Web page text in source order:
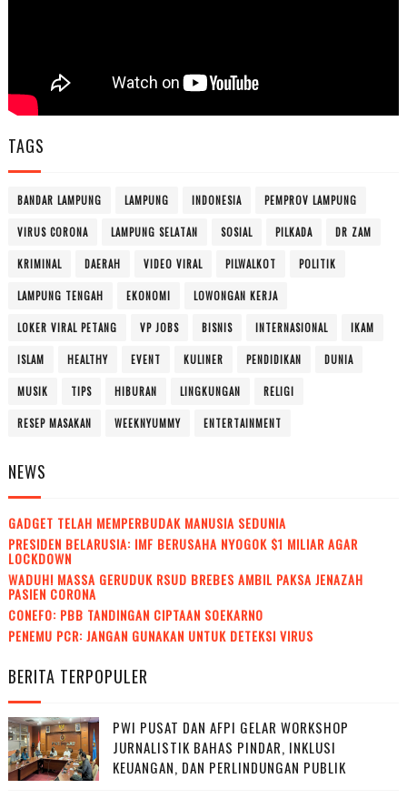
TAGS
BANDAR LAMPUNG LAMPUNG INDONESIA PEMPROV LAMPUNG
VIRUS CORONA LAMPUNG SELATAN SOSIAL PILKADA DR ZAM
KRIMINAL DAERAH VIDEO VIRAL PILWALKOT POLITIK
LAMPUNG TENGAH EKONOMI LOWONGAN KERJA
LOKER VIRAL PETANG VP JOBS BISNIS INTERNASIONAL IKAM
ISLAM HEALTHY EVENT KULINER PENDIDIKAN DUNIA
MUSIK TIPS HIBURAN LINGKUNGAN RELIGI
RESEP MASAKAN WEEKNYUMMY ENTERTAINMENT
NEWS
GADGET TELAH MEMPERBUDAK MANUSIA SEDUNIA
PRESIDEN BELARUSIA: IMF BERUSAHA NYOGOK $1 MILIAR AGAR
LOCKDOWN
WADUH! MASSA GERUDUK RSUD BREBES AMBIL PAKSA JENAZAH
PASIEN CORONA
CONEFO: PBB TANDINGAN CIPTAAN SOEKARNO
PENEMU PCR: JANGAN GUNAKAN UNTUK DETEKSI VIRUS
BERITA TERPOPULER
PWI PUSAT DAN AFPI GELAR WORKSHOP
JURNALISTIK BAHAS PINDAR, INKLUSI
KEUANGAN, DAN PERLINDUNGAN PUBLIK